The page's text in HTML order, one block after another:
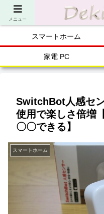
スマートホーム
家電 PC
SwitchBot人感セ
使用で楽しさ倍増
〇〇できる】
スマートホーム
メニュー